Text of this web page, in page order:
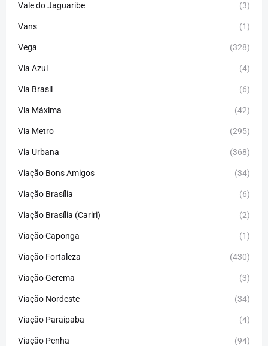
Vale do Jaguaribe (3)
Vans (1)
Vega (328)
Via Azul (4)
Via Brasil (6)
Via Máxima (42)
Via Metro (295)
Via Urbana (368)
Viação Bons Amigos (34)
Viação Brasília (6)
Viação Brasília (Cariri) (2)
Viação Caponga (1)
Viação Fortaleza (430)
Viação Gerema (3)
Viação Nordeste (34)
Viação Paraipaba (4)
Viação Penha (94)